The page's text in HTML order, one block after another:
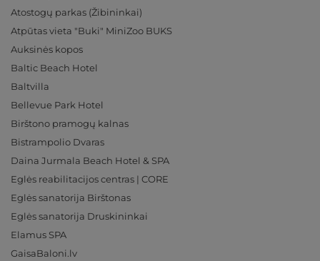
Atostogų parkas (Žibininkai)
Atpūtas vieta "Buki" MiniZoo BUKS
Auksinės kopos
Baltic Beach Hotel
Baltvilla
Bellevue Park Hotel
Birštono pramogų kalnas
Bistrampolio Dvaras
Daina Jurmala Beach Hotel & SPA
Eglės reabilitacijos centras | CORE
Eglės sanatorija Birštonas
Eglės sanatorija Druskininkai
Elamus SPA
GaisaBaloni.lv